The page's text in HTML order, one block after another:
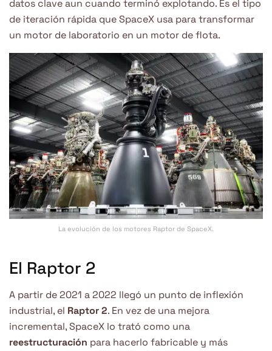
datos clave aun cuando terminó explotando. Es el tipo
de iteración rápida que SpaceX usa para transformar
un motor de laboratorio en un motor de flota.
La evolución de los motores Raptor de SpaceX.
El Raptor 2
A partir de 2021 a 2022 llegó un punto de inflexión
industrial, el Raptor 2. En vez de una mejora
incremental, SpaceX lo trató como una
reestructuración para hacerlo fabricable y más